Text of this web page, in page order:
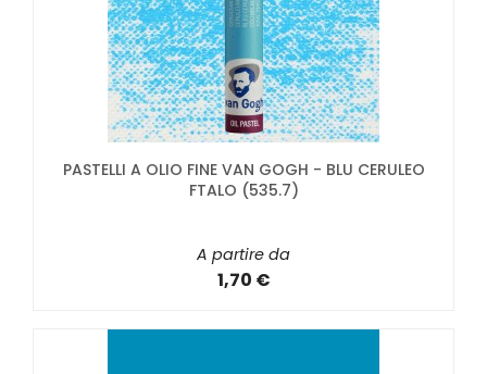
PASTELLI A OLIO FINE VAN GOGH - BLU CERULEO
FTALO (535.7)
A partire da
1,70 €